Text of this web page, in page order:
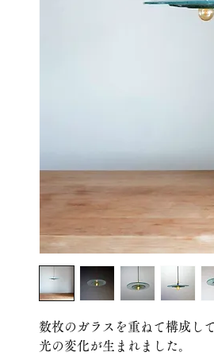
数枚のガラスを重ねて構成し
光の変化が生まれました。